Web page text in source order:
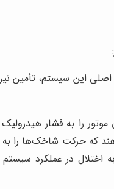
این سیستم، تأمین
را به فشار
که حرکت شاخک‌ها را به
در عملکرد سیستم